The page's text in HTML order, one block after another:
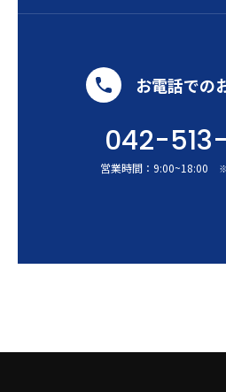
お電話での
042-
営業時間： 9:00~18:00